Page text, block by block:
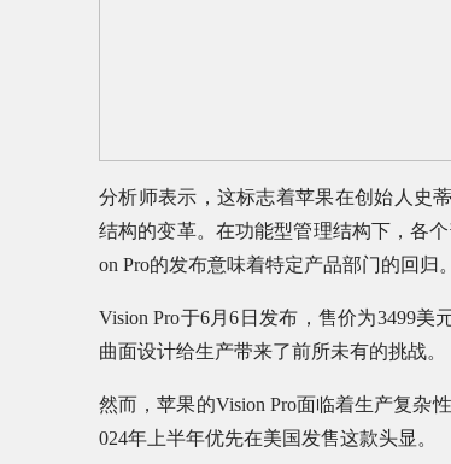
分析师表示，这标志着苹果在创始人史
结构的变革。在功能型管理结构下，各
on Pro的发布意味着特定产品部门的回归。
Vision Pro于6月6日发布，售价为3499
曲面设计给生产带来了前所未有的挑战。
然而，苹果的Vision Pro面临着生产复杂
024年上半年优先在美国发售这款头显。